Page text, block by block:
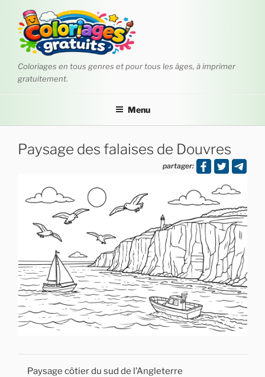
contenu
principal
Coloriages en tous genres et pour tous les âges, à imprimer
gratuitement.
Menu
Paysage des falaises de Douvres
partager:
Paysage côtier du sud de l’Angleterre